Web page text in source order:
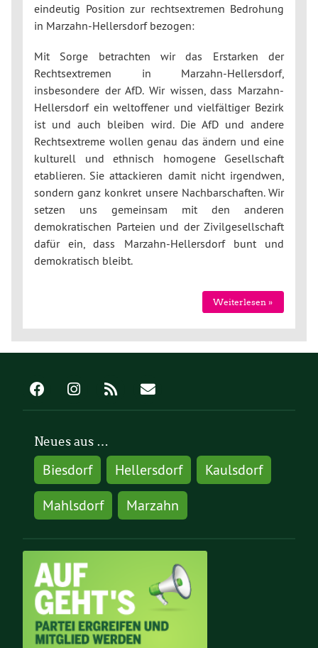
eindeutig Position zur rechtsextremen Bedrohung
in Marzahn-Hellersdorf bezogen:
Mit Sorge betrachten wir das Erstarken der
Rechtsextremen in Marzahn-Hellersdorf,
insbesondere der AfD. Wir wissen, dass Marzahn-
Hellersdorf ein weltoffener und vielfältiger Bezirk
ist und auch bleiben wird. Die AfD und andere
Rechtsextreme wollen genau das ändern und eine
kulturell und ethnisch homogene Gesellschaft
etablieren. Sie attackieren damit nicht irgendwen,
sondern ganz konkret unsere Nachbarschaften. Wir
setzen uns gemeinsam mit den anderen
demokratischen Parteien und der Zivilgesellschaft
dafür ein, dass Marzahn-Hellersdorf bunt und
demokratisch bleibt.
Weiterlesen »
Neues aus …
Biesdorf Hellersdorf
Kaulsdorf
Mahlsdorf
Marzahn